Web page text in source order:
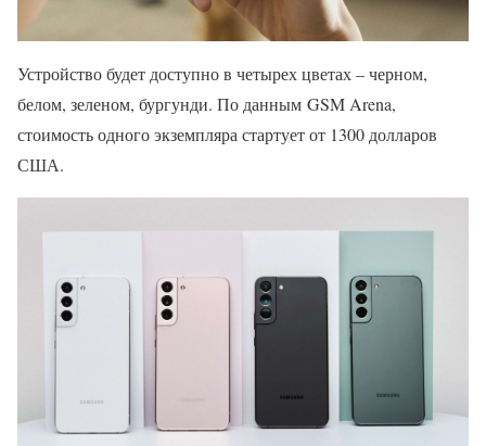
Устройство будет доступно в четырех цветах – черном,
белом, зеленом, бургунди. По данным GSM Arena,
стоимость одного экземпляра стартует от 1300 долларов
США.